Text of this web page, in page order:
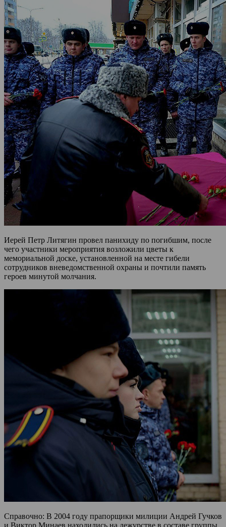
Иерей Петр Литягин провел панихиду по погибшим, после
чего участники мероприятия возложили цветы к
мемориальной доске, установленной на месте гибели
сотрудников вневедомственной охраны и почтили память
героев минутой молчания.
Справочно: В 2004 году прапорщики милиции Андрей Гучков
и Виктор Минаев находились на дежурстве в составе группы